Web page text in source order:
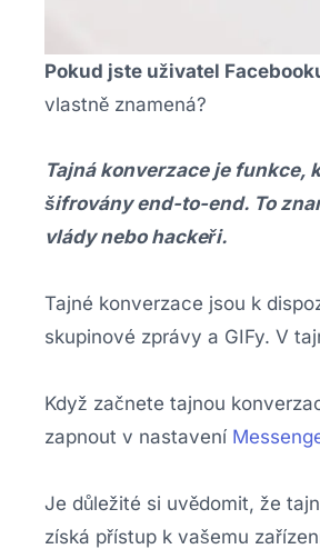
Pokud jste uživatel
vlastně znamená?
Tajná konverzace je funkce,
šifrovány end-to-end. To
vlády nebo hackeři.
Tajné konverzace jsou k
skupinové zprávy a GIFy. V
Když začnete tajnou
zapnout v nastavení
Je důležité si uvědomit, že
získá přístup k vašemu